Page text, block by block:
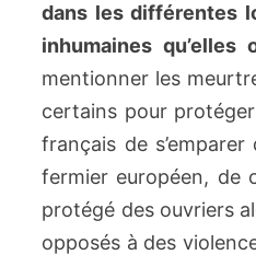
dans les différentes
inhumaines
mentionner les
certains pour
français de
fermier européen, de
protégé des ouvriers
opposés à des